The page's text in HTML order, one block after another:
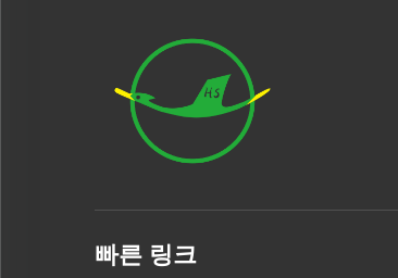
빠른 링크